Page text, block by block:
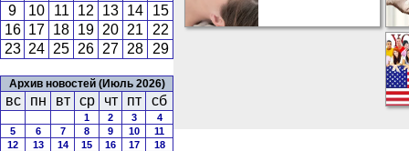
9
10 11 12 13 14
15
16 17 18 19 20 21
22
23 24 25 26 27 28 29
Архив новостей (Июль 2026)
вс пн вт ср чт пт сб
1 2 3
4
5
6 7 8 9 10
11
12
13 14 15 16 17
18